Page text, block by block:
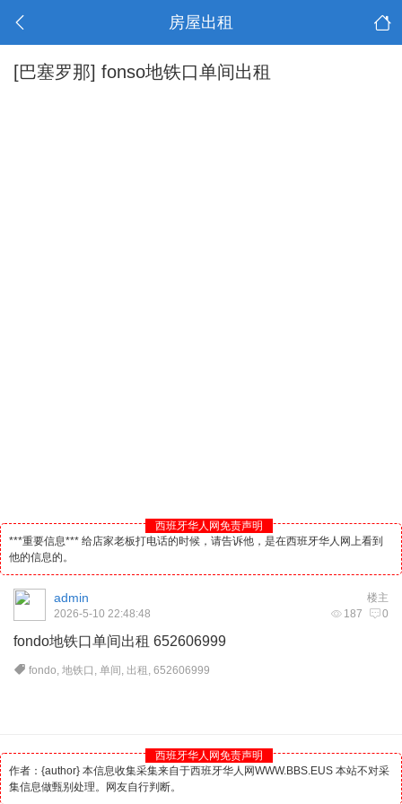
房屋出租
[巴塞罗那] fonso地铁口单间出租
西班牙华人网免责声明
***重要信息*** 给店家老板打电话的时候，请告诉他，是在西班牙华人网上看到
他的信息的。
楼主
admin
187 0
2026-5-10 22:48:48
fondo地铁口单间出租 652606999
fondo,地铁口 ,单间 , 出租 ,652606999
西班牙华人网免责声明
作者：{author} 本信息收集采集来自于西班牙华人网WWW.BBS.EUS 本站不对采
集信息做甄别处理。网友自行判断。